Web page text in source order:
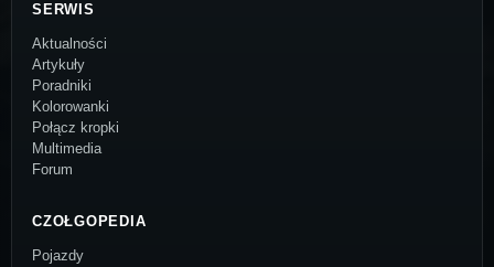
SERWIS
Aktualności
Artykuły
Poradniki
Kolorowanki
Połącz kropki
Multimedia
Forum
CZOŁGOPEDIA
Pojazdy